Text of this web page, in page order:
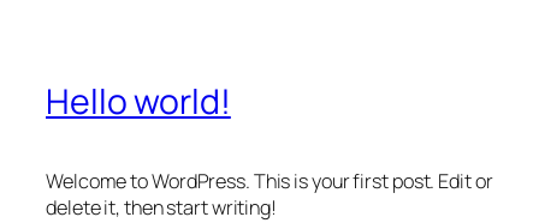
Hello world!
Welcome to WordPress. This is your first post. Edit or
delete it, then start writing!